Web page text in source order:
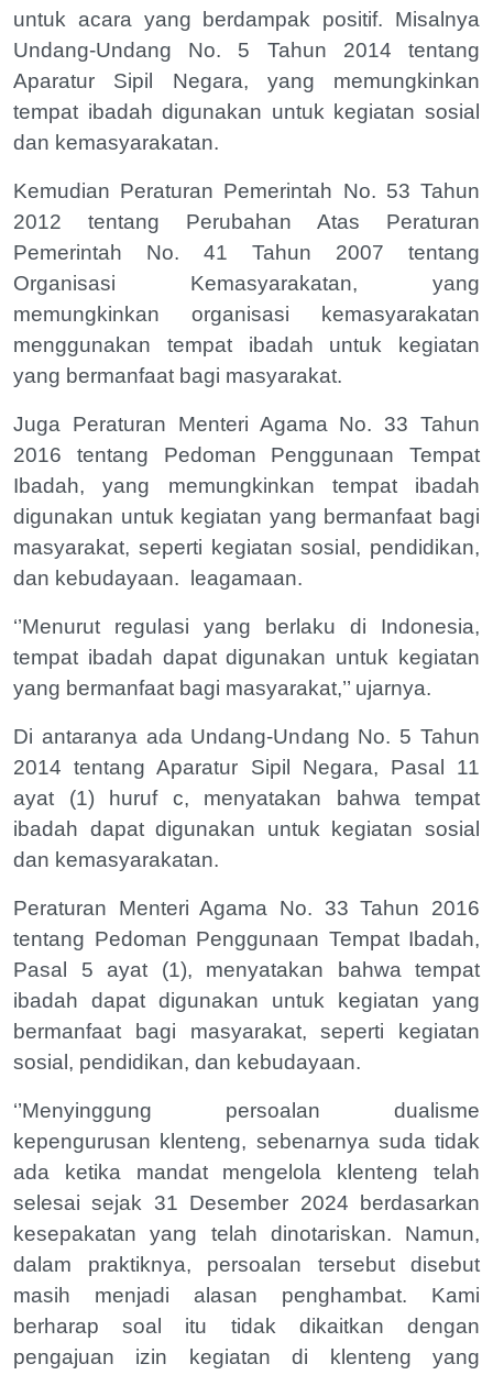
untuk acara yang berdampak positif. Misalnya
Undang-Undang No. 5 Tahun 2014 tentang
Aparatur Sipil Negara, yang memungkinkan
tempat ibadah digunakan untuk kegiatan sosial
dan kemasyarakatan.
Kemudian Peraturan Pemerintah No. 53 Tahun
2012 tentang Perubahan Atas Peraturan
Pemerintah No. 41 Tahun 2007 tentang
Organisasi Kemasyarakatan, yang
memungkinkan organisasi kemasyarakatan
menggunakan tempat ibadah untuk kegiatan
yang bermanfaat bagi masyarakat.
Juga Peraturan Menteri Agama No. 33 Tahun
2016 tentang Pedoman Penggunaan Tempat
Ibadah, yang memungkinkan tempat ibadah
digunakan untuk kegiatan yang bermanfaat bagi
masyarakat, seperti kegiatan sosial, pendidikan,
dan kebudayaan.
leagamaan.
‘’Menurut regulasi yang berlaku di Indonesia,
tempat ibadah dapat digunakan untuk kegiatan
yang bermanfaat bagi masyarakat,’’ ujarnya.
Di antaranya ada Undang-Undang No. 5 Tahun
2014 tentang Aparatur Sipil Negara, Pasal 11
ayat (1) huruf c, menyatakan bahwa tempat
ibadah dapat digunakan untuk kegiatan sosial
dan kemasyarakatan.
Peraturan Menteri Agama No. 33 Tahun 2016
tentang Pedoman Penggunaan Tempat Ibadah,
Pasal 5 ayat (1), menyatakan bahwa tempat
ibadah dapat digunakan untuk kegiatan yang
bermanfaat bagi masyarakat, seperti kegiatan
sosial, pendidikan, dan kebudayaan.
‘’Menyinggung persoalan dualisme
kepengurusan klenteng, sebenarnya suda tidak
ada ketika mandat mengelola klenteng telah
selesai sejak 31 Desember 2024 berdasarkan
kesepakatan yang telah dinotariskan. Namun,
dalam praktiknya, persoalan tersebut disebut
masih menjadi alasan penghambat. Kami
berharap soal itu tidak dikaitkan dengan
pengajuan izin kegiatan di klenteng yang